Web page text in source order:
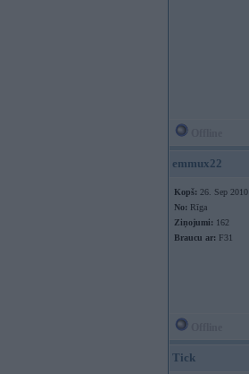
emmux22
Kopš: 26. Sep 2010
No: Rīga
Ziņojumi: 162
Braucu ar: F31
Tick